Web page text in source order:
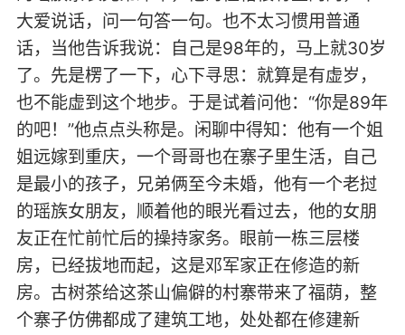
大爱说话，问一句答一句。也不太习惯用普通
话，当他告诉我说：自己是98年的，马上就30岁
了。先是楞了一下，心下寻思：就算是有虚岁，
也不能虚到这个地步。于是试着问他：“你是89年
的吧！”他点点头称是。闲聊中得知：他有一个姐
姐远嫁到重庆，一个哥哥也在寨子里生活，自己
是最小的孩子，兄弟俩至今未婚，他有一个老挝
的瑶族女朋友，顺着他的眼光看过去，他的女朋
友正在忙前忙后的操持家务。眼前一栋三层楼
房，已经拔地而起，这是邓军家正在修造的新
房。古树茶给这茶山偏僻的村寨带来了福荫，整
个寨子仿佛都成了建筑工地，处处都在修建新